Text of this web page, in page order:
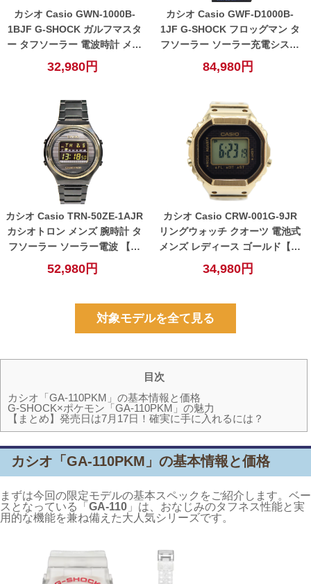
カシオ Casio GWN-1000B-
1BJF G-SHOCK ガルフマスタ
ー タフソーラー 電波時計 メン
ズ 腕時計 ネイビー 【中古】
32,980円
カシオ Casio GWF-D1000B-
1JF G-SHOCK フロッグマン タ
フソーラー ソーラー充電システ
ム 電波時計 メンズ 腕時計 ブラ
ック 【中古】
84,980円
カシオ Casio TRN-50ZE-1AJR
カシオトロン メンズ 腕時計 タ
フソーラー ソーラー電波 【中
52,980円
カシオ Casio CRW-001G-9JR
リングウォッチ クオーツ 電池式
メンズ レディース ゴールド【中
34,980円
対象モデルを全て見る
目次
カシオ「GA-110PKM」の基本情報と価格
G-SHOCK×ポケモン「GA-110PKM」の魅力
【まとめ】発売日は7月17日！確実に手に入れるには？
カシオ「GA-110PKM」の基本情報と価格
まずは今回の限定モデルの基本スペックをご紹介します。ベー
スとなっている「 GA-110 」は、おなじみのタフネス性能と実
用的な機能を兼ね備えた大人気シリーズです。